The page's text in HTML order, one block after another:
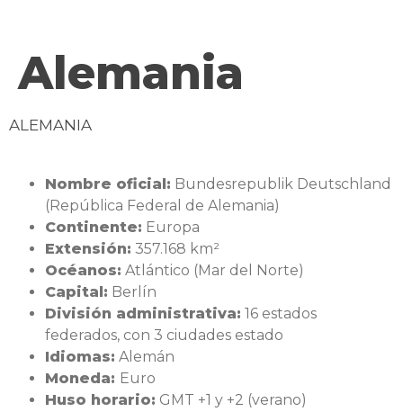
Alemania
ALEMANIA
Nombre oficial: Bundesrepublik Deutschland
(República Federal de Alemania)
Continente: Europa
Extensión: 357.168 km²
Océanos: Atlántico (Mar del Norte)
Capital: Berlín
División administrativa: 16 estados
federados, con 3 ciudades estado
Idiomas: Alemán
Moneda: Euro
Huso horario: GMT +1 y +2 (verano)